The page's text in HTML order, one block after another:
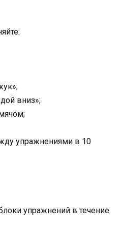
вниз»;
упражнениями в 10
упражнений в течение